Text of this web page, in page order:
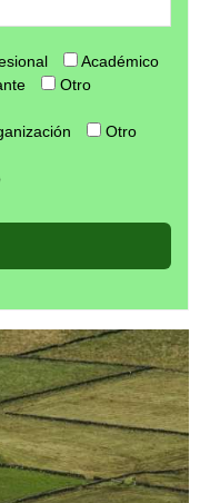
Académico
Otro
Otro